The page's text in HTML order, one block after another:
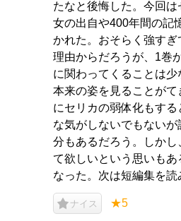
たなと後悔した。今回
女の出自や400年間の記
かれた。おそらく強すぎ
理由からだろうが、1巻
に関わってくることは
本来の姿を見ることが
にセリカの弱体化もす
な気がしないでもない
分もあるだろう。しか
て欲しいという思いも
なった。次は短編集を読
ナイス ★5